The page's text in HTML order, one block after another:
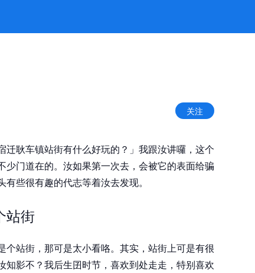
凯发官网
关注
耿车镇站街有什么好玩的？」我跟汝讲囉，这个
门道在的。汝如果第一次去，会被它的表面给骗
些很有趣的代志等着汝去发现。
站街
站街，那可是太小看咯。其实，站街上可是有很
知影不？我后生囝时节，喜欢到处走走，特别喜欢